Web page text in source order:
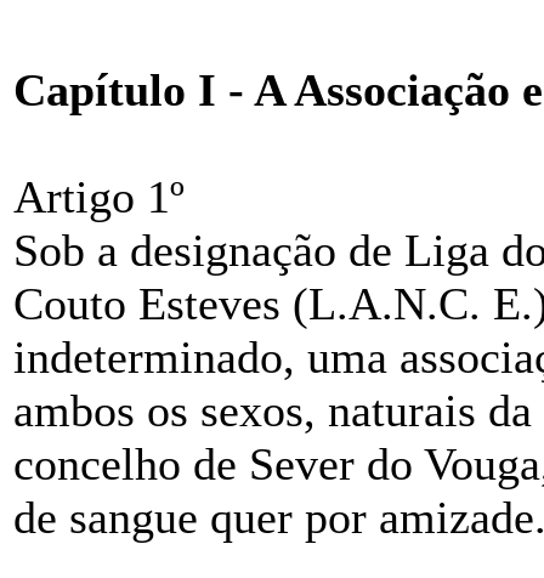
Capítulo I - A Associação
Artigo 1º
Sob a designação de Liga
Couto Esteves (L.A.N.C.
indeterminado, uma
ambos os sexos, naturais
concelho de Sever do
de sangue quer por